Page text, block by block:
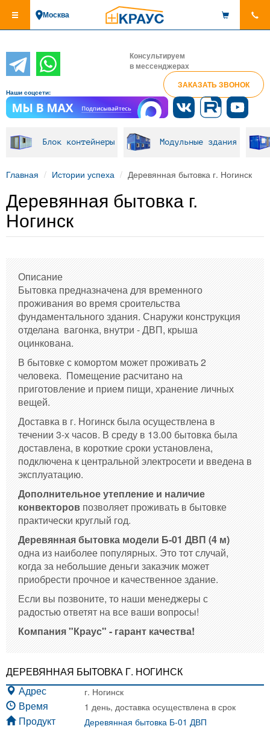
основному
Москва
Консультируем
в мессенджерах
ЗАКАЗАТЬ ЗВОНОК
Наши соцсети:
Блок контейнеры Модульные здания
Главная Истории успеха Деревянная бытовка г. Ногинск
Деревянная бытовка г.
Ногинск
Описание
Бытовка предназначена для временного
проживания во время сроительства
фундаментального здания. Снаружи конструкция
отделана вагонка, внутри - ДВП, крыша
оцинкована.
В бытовке с комортом может проживать 2
человека. Помещение расчитано на
приготовление и прием пищи, хранение личных
вещей.
Доставка в г. Ногинск была осуществлена в
течении 3-х часов. В среду в 13.00 бытовка была
доставлена, в короткие сроки установлена,
подключена к центральной электросети и введена в
эксплуатацию.
Дополнительное утепление и наличие
конвекторов позволяет проживать в бытовке
практически круглый год.
Деревянная бытовка модели Б-01 ДВП (4 м)
одна из наиболее популярных. Это тот случай,
когда за небольшие деньги заказчик может
приобрести прочное и качественное здание.
Если вы позвоните, то наши менеджеры с
радостью ответят на все ваши вопросы!
Компания "Краус" - гарант качества!
ДЕРЕВЯННАЯ БЫТОВКА Г. НОГИНСК
Адрес г. Ногинск
Время 1 день, доставка осуществлена в срок
Продукт Деревянная бытовка Б-01 ДВП